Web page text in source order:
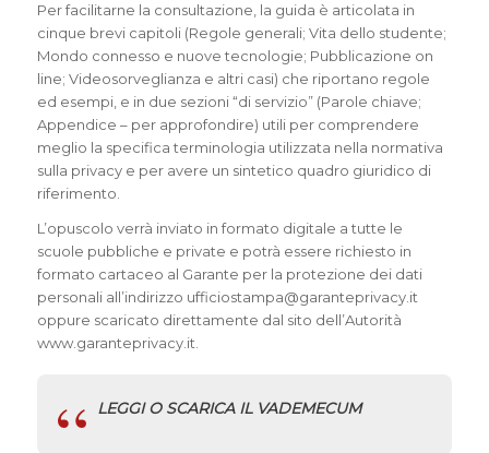
Per facilitarne la consultazione, la guida è articolata in
cinque brevi capitoli (Regole generali; Vita dello studente;
Mondo connesso e nuove tecnologie; Pubblicazione on
line; Videosorveglianza e altri casi) che riportano regole
ed esempi, e in due sezioni “di servizio” (Parole chiave;
Appendice – per approfondire) utili per comprendere
meglio la specifica terminologia utilizzata nella normativa
sulla privacy e per avere un sintetico quadro giuridico di
riferimento.
L’opuscolo verrà inviato in formato digitale a tutte le
scuole pubbliche e private e potrà essere richiesto in
formato cartaceo al Garante per la protezione dei dati
personali all’indirizzo ufficiostampa@garanteprivacy.it
oppure scaricato direttamente dal sito dell’Autorità
www.garanteprivacy.it.
LEGGI O SCARICA IL VADEMECUM